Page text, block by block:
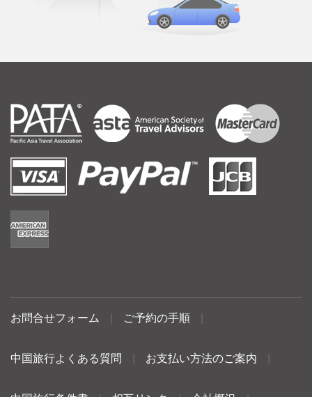
お問合せフォーム ご予約の手順
中国旅行よくある質問 お支払い方法のご案内